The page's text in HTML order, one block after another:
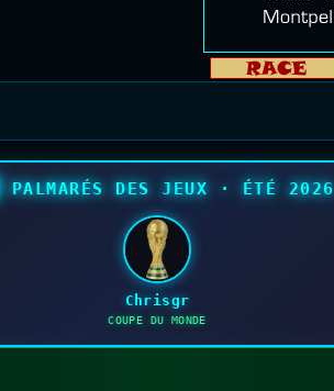
PALMARÉS DES JEUX · ÉTÉ 2026
Chrisgr
COUPE DU MONDE